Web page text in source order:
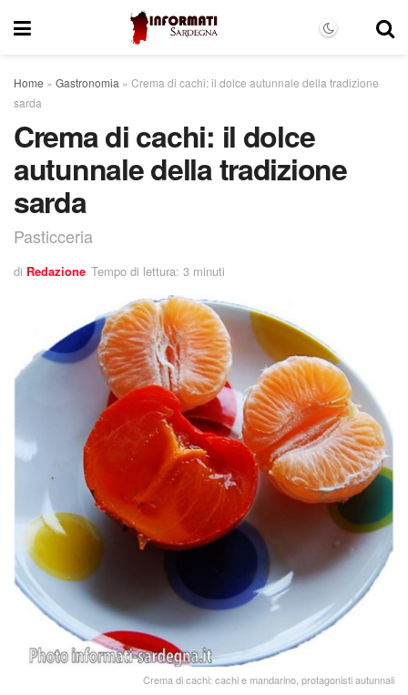
Home » Gastronomia » Crema di cachi: il dolce autunnale della tradizione
sarda
Crema di cachi: il dolce
autunnale della tradizione
sarda
Pasticceria
di Redazione Tempo di lettura: 3 minuti
Crema di cachi: cachi e mandarino, protagonisti autunnali